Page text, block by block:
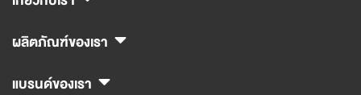
ผลิตภัณฑ์ของเรา
แบรนด์ของเรา